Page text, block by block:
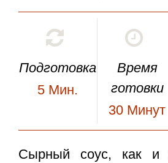
Подготовка
5 Мин.
Время
готовки
30 Минут
Сырный соус, как и